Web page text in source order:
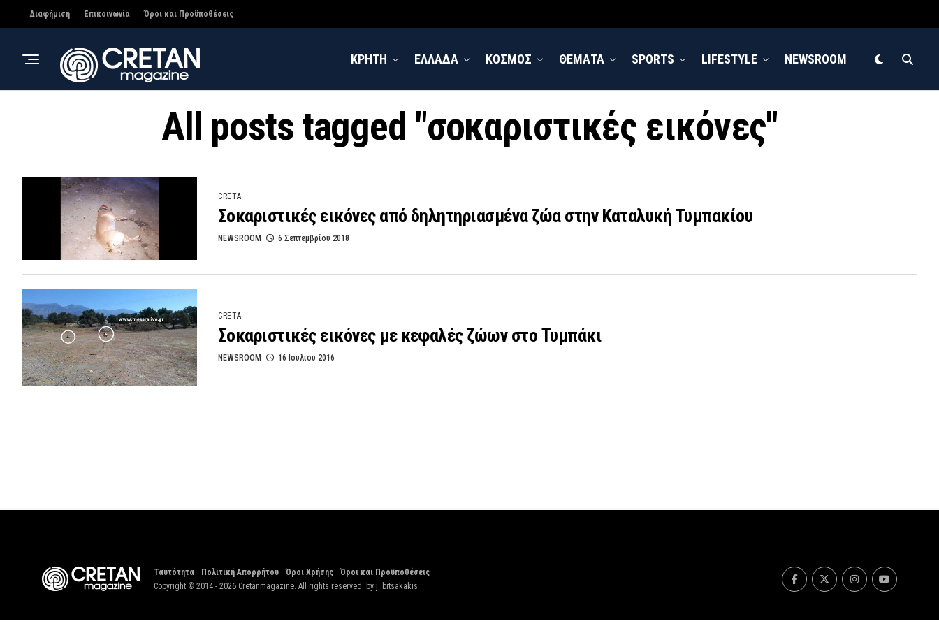
Διαφήμιση Επικοινωνία Όροι και Προϋποθέσεις
ΚΡΗΤΗ ΕΛΛΑΔΑ ΚΟΣΜΟΣ ΘΕΜΑΤΑ SPORTS LIFESTYLE NEWSROOM
All posts tagged "σοκαριστικές εικόνες"
CRETA
Σοκαριστικές εικόνες από δηλητηριασμένα ζώα στην Καταλυκή Τυμπακίου
NEWSROOM 6 Σεπτεμβρίου 2018
CRETA
Σοκαριστικές εικόνες με κεφαλές ζώων στο Τυμπάκι
NEWSROOM 16 Ιουλίου 2016
Ταυτότητα Πολιτική Απορρήτου Όροι Χρήσης
Όροι και Προϋποθέσεις
Copyright © 2014 - 2026 Cretanmagazine. All rights reserved. by j. bitsakakis